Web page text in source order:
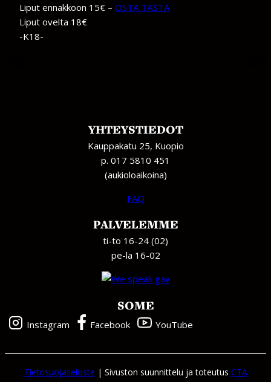
Liput ennakkoon 15€ – OSTA TÄSTÄ
Liput ovelta 18€
-K18-
YHTEYSTIEDOT
Kauppakatu 25, Kuopio
p. 017 5810 451
(aukioloaikoina)
FAQ
PALVELEMME
ti-to 16-24 (02)
pe-la 16-02
SOME
Instagram Facebook YouTube
Tietosuojaseloste | Sivuston suunnittelu ja toteutus CTA